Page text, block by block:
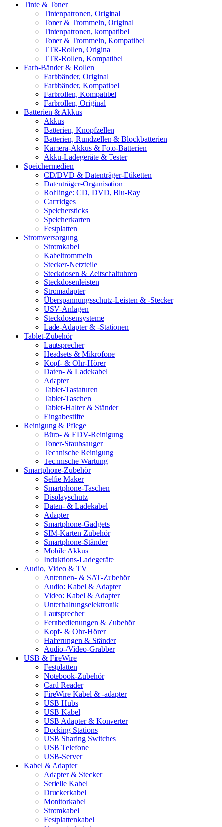
Tinte & Toner
Tintenpatronen, Original
Toner & Trommeln, Original
Tintenpatronen, kompatibel
Toner & Trommeln, Kompatibel
TTR-Rollen, Original
TTR-Rollen, Kompatibel
Farb-Bänder & Rollen
Farbbänder, Original
Farbbänder, Kompatibel
Farbrollen, Kompatibel
Farbrollen, Original
Batterien & Akkus
Akkus
Batterien, Knopfzellen
Batterien, Rundzellen & Blockbatterien
Kamera-Akkus & Foto-Batterien
Akku-Ladegeräte & Tester
Speichermedien
CD/DVD & Datenträger-Etiketten
Datenträger-Organisation
Rohlinge: CD, DVD, Blu-Ray
Cartridges
Speichersticks
Speicherkarten
Festplatten
Stromversorgung
Stromkabel
Kabeltrommeln
Stecker-Netzteile
Steckdosen & Zeitschaltuhren
Steckdosenleisten
Stromadapter
Überspannungsschutz-Leisten & -Stecker
USV-Anlagen
Steckdosensysteme
Lade-Adapter & -Stationen
Tablet-Zubehör
Lautsprecher
Headsets & Mikrofone
Kopf- & Ohr-Hörer
Daten- & Ladekabel
Adapter
Tablet-Tastaturen
Tablet-Taschen
Tablet-Halter & Ständer
Eingabestifte
Reinigung & Pflege
Büro- & EDV-Reinigung
Toner-Staubsauger
Technische Reinigung
Technische Wartung
Smartphone-Zubehör
Selfie Maker
Smartphone-Taschen
Displayschutz
Daten- & Ladekabel
Adapter
Smartphone-Gadgets
SIM-Karten Zubehör
Smartphone-Ständer
Mobile Akkus
Induktions-Ladegeräte
Audio, Video & TV
Antennen- & SAT-Zubehör
Audio: Kabel & Adapter
Video: Kabel & Adapter
Unterhaltungselektronik
Lautsprecher
Fernbedienungen & Zubehör
Kopf- & Ohr-Hörer
Halterungen & Ständer
Audio-/Video-Grabber
USB & FireWire
Festplatten
Notebook-Zubehör
Card Reader
FireWire Kabel & -adapter
USB Hubs
USB Kabel
USB Adapter & Konverter
Docking Stations
USB Sharing Switches
USB Telefone
USB-Server
Kabel & Adapter
Adapter & Stecker
Serielle Kabel
Druckerkabel
Monitorkabel
Stromkabel
Festplattenkabel